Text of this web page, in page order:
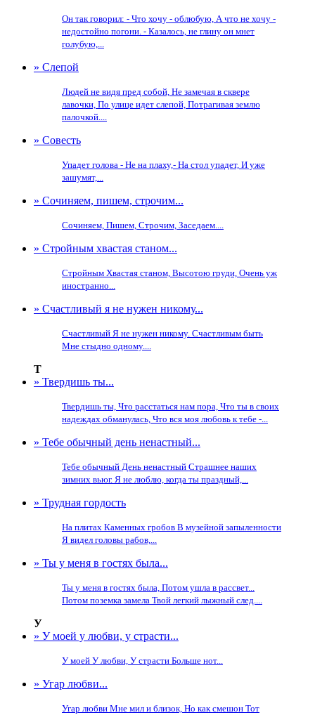
Он так говорил: - Что хочу - облюбую, А что не хочу -
недостойно погони. - Казалось, не глину он мнет
голубую,...
» Слепой
Людей не видя пред собой, Не замечая в сквере
лавочки, По улице идет слепой, Потрагивая землю
палочкой....
» Совесть
Упадет голова - Не на плаху,- На стол упадет, И уже
зашумят,...
» Сочиняем, пишем, строчим...
Сочиняем, Пишем, Строчим, Заседаем....
» Стройным хвастая станом...
Стройным Хвастая станом, Высотою груди, Очень уж
иностранно...
» Счастливый я не нужен никому...
Счастливый Я не нужен никому. Счастливым быть
Мне стыдно одному....
Т
» Твердишь ты...
Твердишь ты, Что расстаться нам пора, Что ты в своих
надеждах обманулась, Что вся моя любовь к тебе -...
» Тебе обычный день ненастный...
Тебе обычный День ненастный Страшнее наших
зимних вьюг. Я не люблю, когда ты праздный,...
» Трудная гордость
На плитах Каменных гробов В музейной запыленности
Я видел головы рабов,...
» Ты у меня в гостях была...
Ты у меня в гостях была, Потом ушла в рассвет...
Потом поземка замела Твой легкий лыжный след....
У
» У моей у любви, у страсти...
У моей У любви, У страсти Больше нот...
» Угар любви...
Угар любви Мне мил и близок, Но как смешон Тот